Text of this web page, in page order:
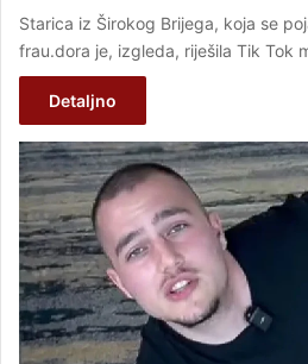
Starica iz Širokog Brijega, koja se
frau.dora je, izgleda, riješila Tik Tok
Detaljno